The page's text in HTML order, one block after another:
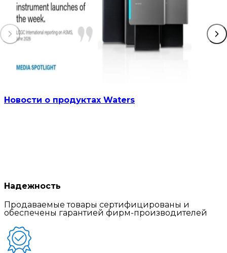
Новости о продуктах Waters
Надежность
Продаваемые товары сертифицированы и
обеспечены гарантией фирм-производителей